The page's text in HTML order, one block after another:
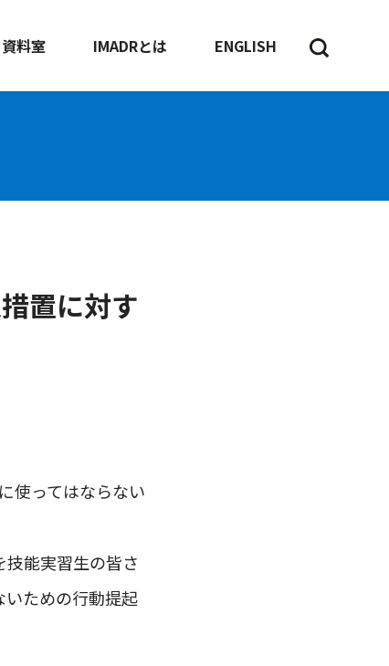
資料室 IMADRとは ENGLISH
置に対す
使ってはならない
能実習生の皆さ
ための行動提起